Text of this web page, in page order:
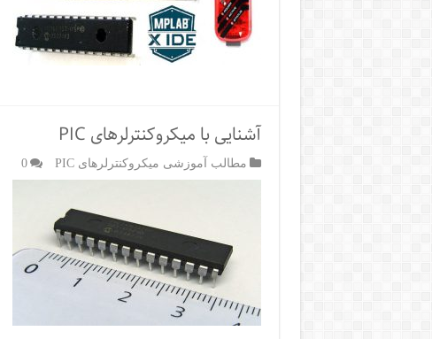
آشنایی با میکروکنترلرهای PIC
مطالب آموزشی میکروکنترلرهای PIC 0